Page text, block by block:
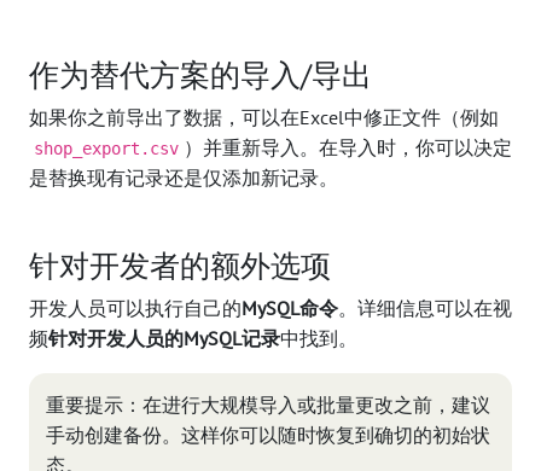
作为替代方案的导入/导出
如果你之前导出了数据，可以在Excel中修正文件（例如
shop_export.csv ）并重新导入。在导入时，你可以决定
是替换现有记录还是仅添加新记录。
针对开发者的额外选项
开发人员可以执行自己的MySQL命令。详细信息可以在视
频针对开发人员的MySQL记录中找到。
重要提示：在进行大规模导入或批量更改之前，建议
手动创建备份。这样你可以随时恢复到确切的初始状
态。